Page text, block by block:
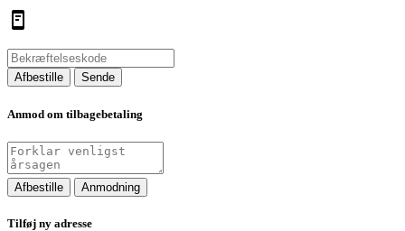
Afbestille Sende
Anmod om tilbagebetaling
Afbestille Anmodning
Tilføj ny adresse